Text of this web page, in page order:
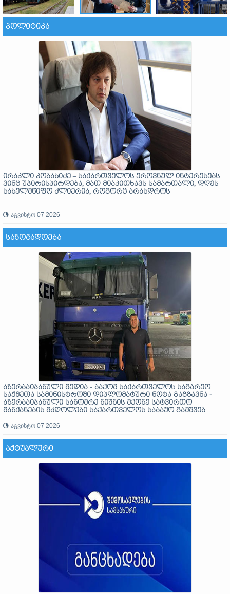
ᲞᲝᲚᲘᲢᲘᲙᲐ
ირაკლი კობახიძე – საქართველოს ეროვნულ ინტერესებს
ვინც უპირისპირდება, მათ მიაკითხავს სამართალი, დღეს
სახელმწიფო ძლიერია, როგორც არასდროს
აგვისტო 07 2026
ᲡᲐᲖᲝᲒᲐᲓᲝᲔᲑᲐ
აზერბაიჯანული მედია - ბაქომ საქართველოს საგარეო
საქმეთა სამინისტროში დიპლომატური ნოტა გაგზავნა -
აზერბაიჯანული სანომრე ნიშნის მქონე სატვირთო
მანქანების მძღოლები საქართველოს საბაჟო გამშვებ
აგვისტო 07 2026
ᲐᲥᲢᲣᲐᲚᲣᲠᲘ